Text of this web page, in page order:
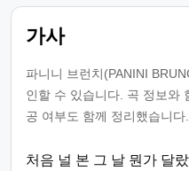
가사
파니니 브런치(PANINI
인할 수 있습니다. 곡 정보와
공 여부도 함께 정리했습니다.
처음 널 본 그 날 뭔가 달